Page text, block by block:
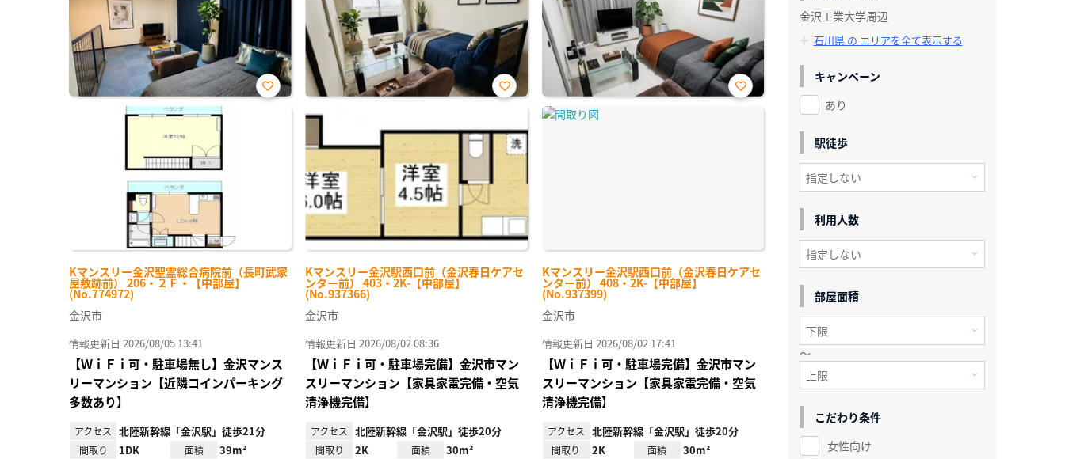
Kマンスリー金沢聖霊総合病院前（長町武家
屋敷跡前） 206・２Ｆ・【中部屋】
(No.774972)
お気
金沢市
情報更新日 2026/08/05 13:41
【ＷｉＦｉ可・駐車場無し】金沢マンス
リーマンション【近隣コインパーキング
多数あり】
アクセス 北陸新幹線「金沢駅」徒歩21分
間取り 1DK 面積 39m²
Kマンスリー金沢駅西口前（金沢春日ケアセ
ンター前） 403・2K-【中部屋】
(No.937366)
お気
り登
録
金沢市
情報更新日 2026/08/02 08:36
【ＷｉＦｉ可・駐車場完備】金沢市マン
スリーマンション【家具家電完備・空気
清浄機完備】
アクセス 北陸新幹線「金沢駅」徒歩20分
間取り 2K 面積 30m²
Kマンスリー金沢駅西口前（金沢春日ケアセ
ンター前） 408・2K-【中部屋】
(No.937399)
お気
金沢市
情報更新日 2026/08/02 17:41
【ＷｉＦｉ可・駐車場完備】金沢市マン
スリーマンション【家具家電完備・空気
清浄機完備】
アクセス 北陸新幹線「金沢駅」徒歩20分
間取り 2K 面積 30m²
金沢工業大学周辺
石川県 の エリアを全て表示する
キャンペーン
あり
駅徒歩
利用人数
部屋面積
～
こだわり条件
女性向け